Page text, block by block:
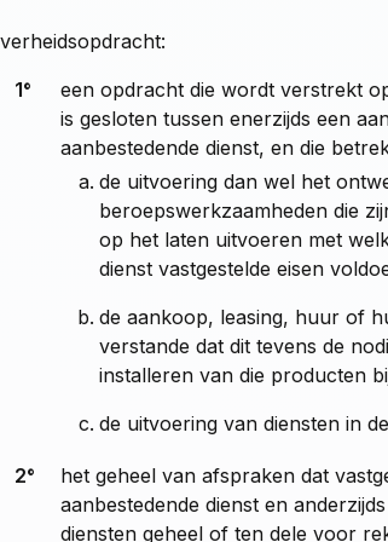
1°
een opdracht die wordt verstrekt
is gesloten tussen enerzijds een
aanbestedende dienst, en die
de uitvoering dan wel het
beroepswerkzaamheden die
op het laten uitvoeren met
dienst vastgestelde eisen
de aankoop, leasing, huur of
verstande dat dit tevens de
installeren van die producten
de uitvoering van diensten in
2°
het geheel van afspraken dat
aanbestedende dienst en
diensten geheel of ten dele voor